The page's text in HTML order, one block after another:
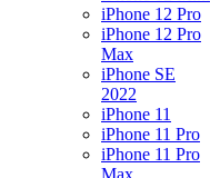
iPhone 12 Pro
iPhone 12 Pro
Max
iPhone SE
2022
iPhone 11
iPhone 11 Pro
iPhone 11 Pro
Max